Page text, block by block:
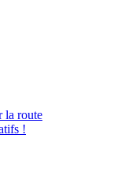
la route
!